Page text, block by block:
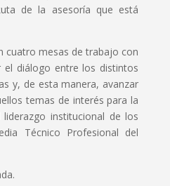
de la asesoría que está
cuatro mesas de trabajo con
diálogo entre los distintos
y, de esta manera, avanzar
temas de interés para la
institucional de los
Técnico Profesional del